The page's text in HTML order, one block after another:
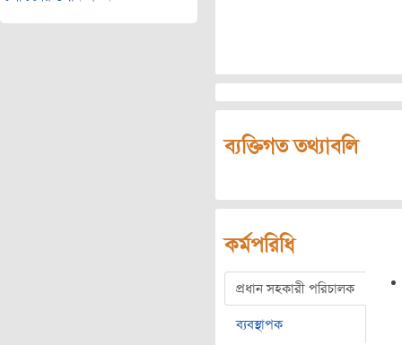
ব্যক্তিগত তথ্যাবলি
কর্মপরিধি
প্রধান সহকারী পরিচালক
ব্যবস্থাপক